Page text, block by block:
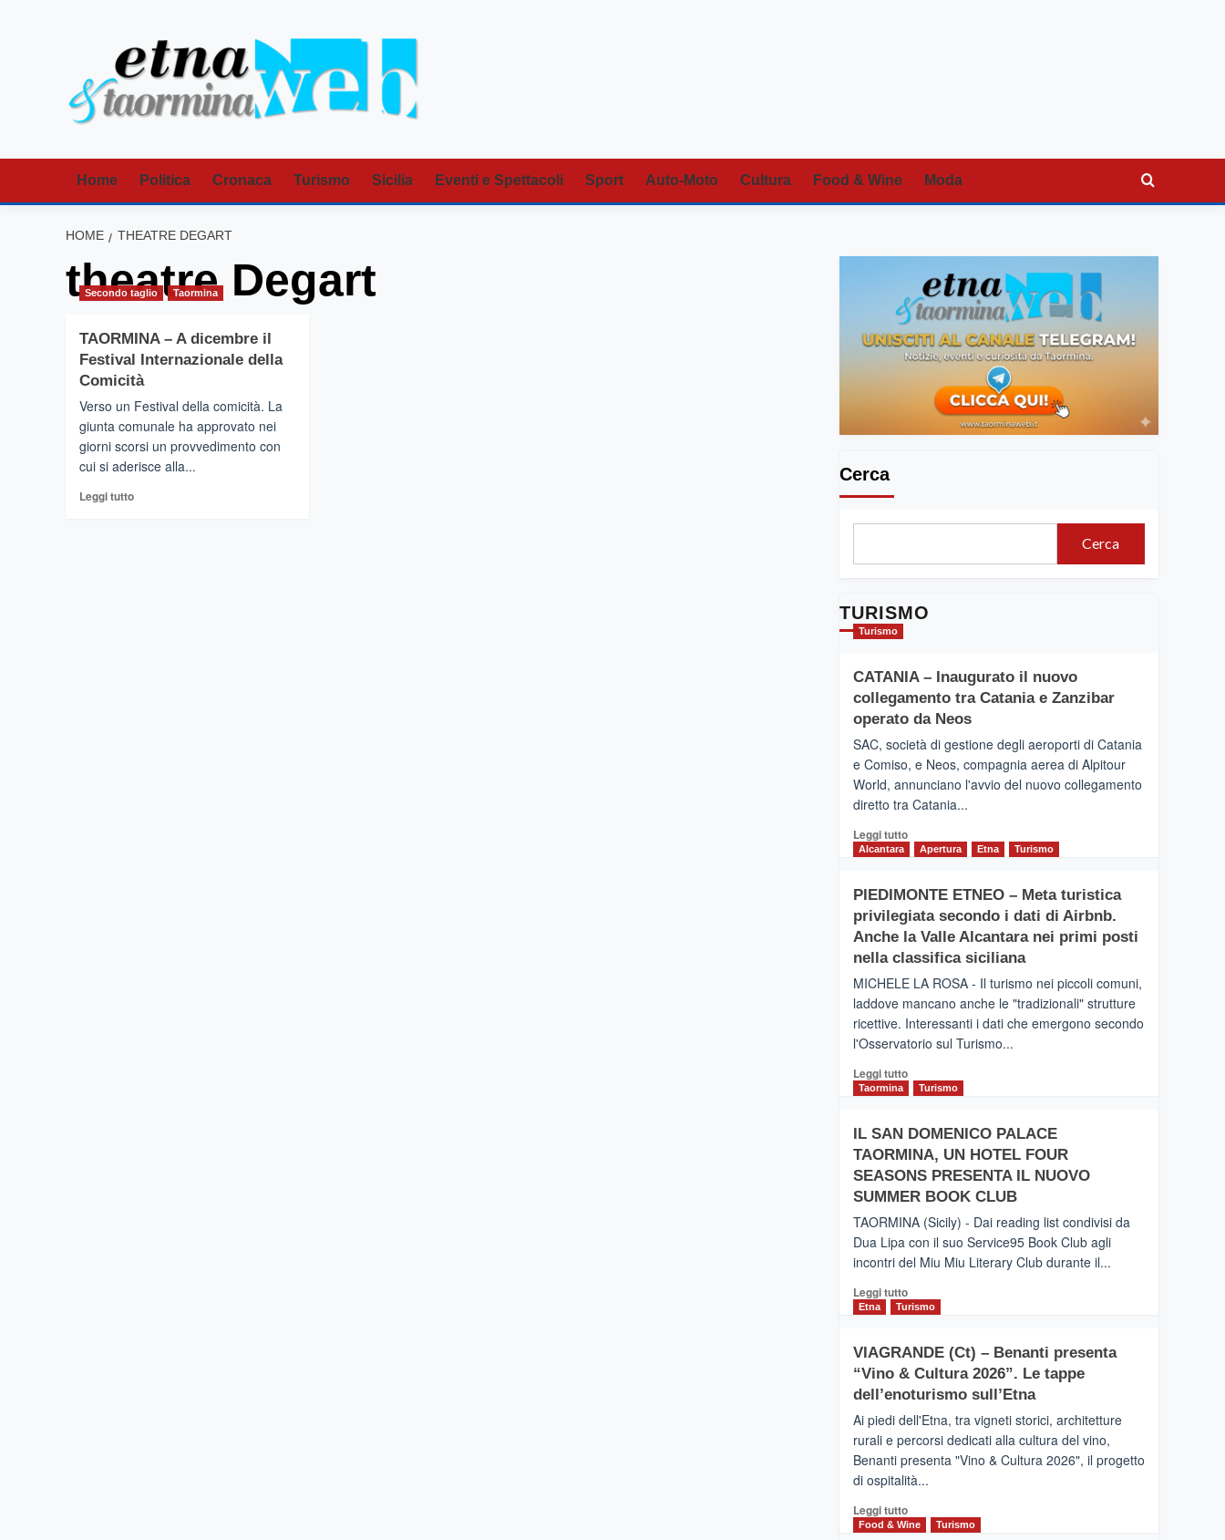
Home Politica Cronaca Turismo Sicilia Eventi e Spettacoli Sport Auto-Moto Cultura Food & Wine Moda
HOME THEATRE DEGART
theatre Degart
Secondo taglio Taormina
TAORMINA – A dicembre il
Festival Internazionale della
Comicità
Verso un Festival della comicità. La
giunta comunale ha approvato nei
giorni scorsi un provvedimento con
cui si aderisce alla...
Leggi tuttoLeggi
Cerca
Cerca
TURISMO
Turismo
CATANIA – Inaugurato il nuovo
collegamento tra Catania e Zanzibar
operato da Neos
SAC, società di gestione degli aeroporti di Catania
e Comiso, e Neos, compagnia aerea di Alpitour
World, annunciano l'avvio del nuovo collegamento
diretto tra Catania...
Leggi tuttoLeggi
CATANIA
–
Inaugurato
il
collegamento
tra
Catania
e
operato
da
Alcantara Apertura Etna Turismo
PIEDIMONTE ETNEO – Meta turistica
privilegiata secondo i dati di Airbnb.
Anche la Valle Alcantara nei primi posti
nella classifica siciliana
MICHELE LA ROSA - Il turismo nei piccoli comuni,
laddove mancano anche le "tradizionali" strutture
ricettive. Interessanti i dati che emergono secondo
l'Osservatorio sul Turismo...
Leggi tuttoLeggi
PIEDIMONTE
ETNEO
–
Meta
privilegiata
secondo
i
di
Airbnb.
la
Valle
Alcantara
nei
primi
classifica
siciliana
Taormina Turismo
IL SAN DOMENICO PALACE
TAORMINA, UN HOTEL FOUR
SEASONS PRESENTA IL NUOVO
SUMMER BOOK CLUB
TAORMINA (Sicily) - Dai reading list condivisi da
Dua Lipa con il suo Service95 Book Club agli
incontri del Miu Miu Literary Club durante il...
Leggi tuttoLeggi
di
IL
SAN
DOMENICO
TAORMINA,
UN
HOTEL
FOUR
PRESENTA
IL
Etna Turismo
VIAGRANDE (Ct) – Benanti presenta
“Vino & Cultura 2026”. Le tappe
dell’enoturismo sull’Etna
Ai piedi dell'Etna, tra vigneti storici, architetture
rurali e percorsi dedicati alla cultura del vino,
Benanti presenta "Vino & Cultura 2026", il progetto
di ospitalità...
Leggi tuttoLeggi
di
Food & Wine Turismo